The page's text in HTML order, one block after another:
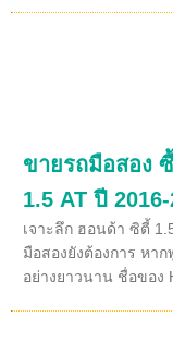
ขายรถมือสอง
1.5 AT ปี
เจาะลึก ฮอนด้า ซิตี้
มือสองยังต้องการ หา
อย่างยาวนาน ชื่อของ